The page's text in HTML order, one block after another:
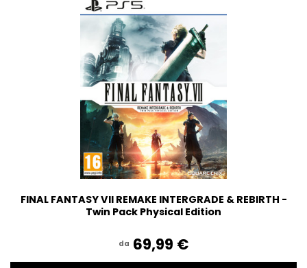
FINAL FANTASY VII REMAKE INTERGRADE & REBIRTH -
Twin Pack Physical Edition
da 69,99‎ ‎€